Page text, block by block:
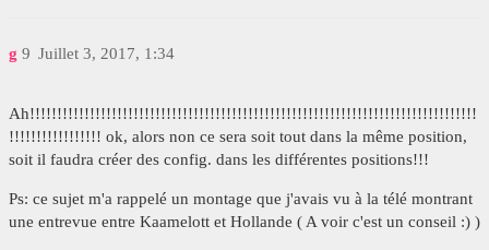
g Juillet 3, 2017, 1:34
9
Ah!!!!!!!!!!!!!!!!!!!!!!!!!!!!!!!!!!!!!!!!!!!!!!!!!!!!!!!!!!!!!!!!!!!!!!!!!!!!!!!!!!
!!!!!!!!!!!!!!!!! ok, alors non ce sera soit tout dans la même position,
soit il faudra créer des config. dans les différentes positions!!!
Ps: ce sujet m'a rappelé un montage que j'avais vu à la télé montrant
une entrevue entre Kaamelott et Hollande ( A voir c'est un conseil :) )